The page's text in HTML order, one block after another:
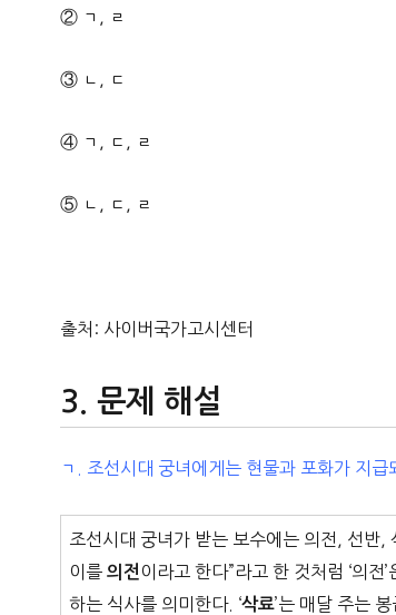
② ㄱ, ㄹ
③ ㄴ, ㄷ
④ ㄱ, ㄷ, ㄹ
⑤ ㄴ, ㄷ, ㄹ
출처: 사이버국가고시센터
문제 해설
ㄱ. 조선시대 궁녀에게는 현물과 포화가 지급
조선시대 궁녀가 받는 보수에는 의전, 선반
이를의전 이라고 한다”라고 한 것처럼 ‘의
하는 식사를 의미한다. ‘삭료’는 매달 주는